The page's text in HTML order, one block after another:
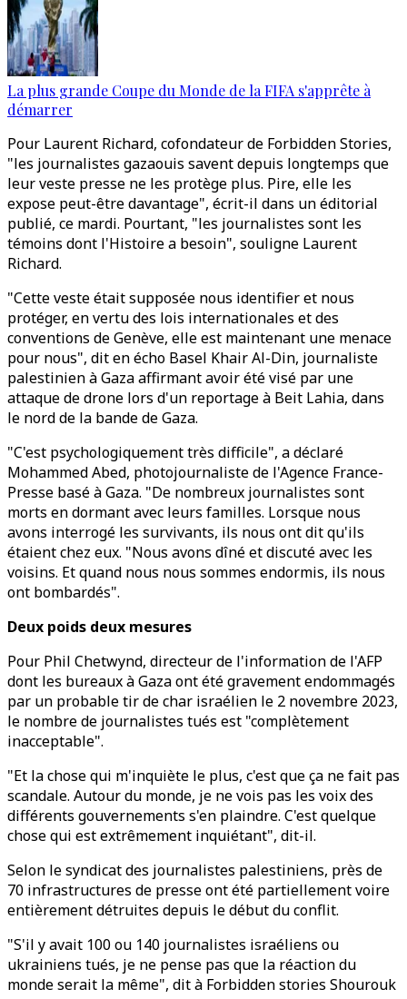
La plus grande Coupe du Monde de la FIFA s'apprête à
démarrer
Pour Laurent Richard, cofondateur de Forbidden Stories,
"les journalistes gazaouis savent depuis longtemps que
leur veste presse ne les protège plus. Pire, elle les
expose peut-être davantage", écrit-il dans un éditorial
publié, ce mardi. Pourtant, "les journalistes sont les
témoins dont l'Histoire a besoin", souligne Laurent
Richard.
"Cette veste était supposée nous identifier et nous
protéger, en vertu des lois internationales et des
conventions de Genève, elle est maintenant une menace
pour nous", dit en écho Basel Khair Al-Din, journaliste
palestinien à Gaza affirmant avoir été visé par une
attaque de drone lors d'un reportage à Beit Lahia, dans
le nord de la bande de Gaza.
"C'est psychologiquement très difficile", a déclaré
Mohammed Abed, photojournaliste de l'Agence France-
Presse basé à Gaza. "De nombreux journalistes sont
morts en dormant avec leurs familles. Lorsque nous
avons interrogé les survivants, ils nous ont dit qu'ils
étaient chez eux. "Nous avons dîné et discuté avec les
voisins. Et quand nous nous sommes endormis, ils nous
ont bombardés".
Deux poids deux mesures
Pour Phil Chetwynd, directeur de l'information de l'AFP
dont les bureaux à Gaza ont été gravement endommagés
par un probable tir de char israélien le 2 novembre 2023,
le nombre de journalistes tués est "complètement
inacceptable".
"Et la chose qui m'inquiète le plus, c'est que ça ne fait pas
scandale. Autour du monde, je ne vois pas les voix des
différents gouvernements s'en plaindre. C'est quelque
chose qui est extrêmement inquiétant", dit-il.
Selon le syndicat des journalistes palestiniens, près de
70 infrastructures de presse ont été partiellement voire
entièrement détruites depuis le début du conflit.
"S'il y avait 100 ou 140 journalistes israéliens ou
ukrainiens tués, je ne pense pas que la réaction du
monde serait la même", dit à Forbidden stories Shourouk